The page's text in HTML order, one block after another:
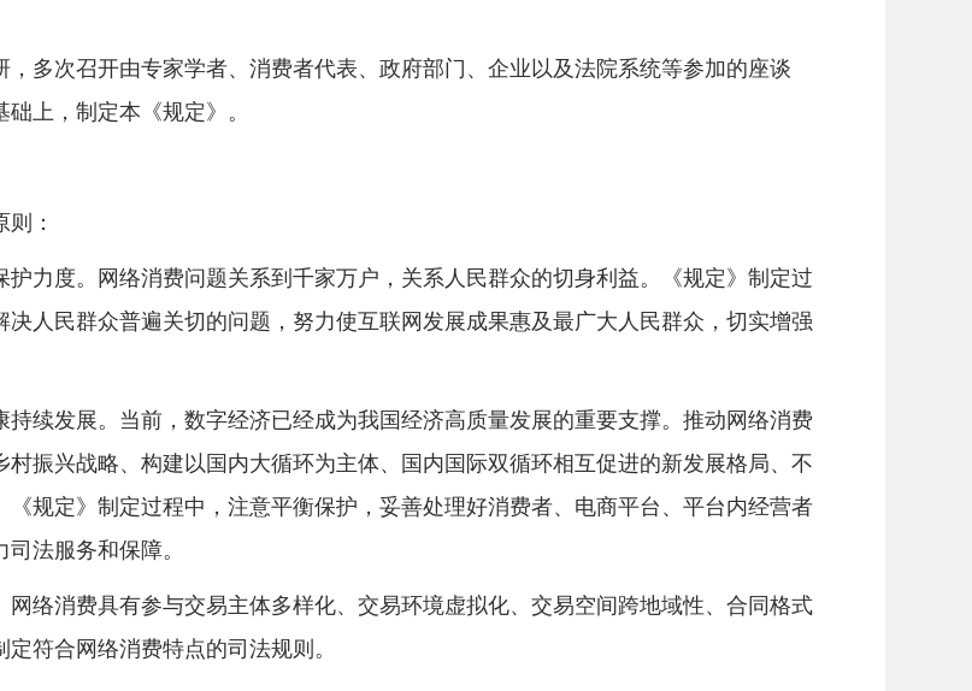
次召开由专家学者、消费者代表、政府部门、企业以及法院系统等参加的座谈
上，制定本《规定》。
：
度。网络消费问题关系到千家万户，关系人民群众的切身利益。《规定》制定过
人民群众普遍关切的问题，努力使互联网发展成果惠及最广大人民群众，切实增强
发展。当前，数字经济已经成为我国经济高质量发展的重要支撑。推动网络消费
振兴战略、构建以国内大循环为主体、国内国际双循环相互促进的新发展格局、不
规定》制定过程中，注意平衡保护，妥善处理好消费者、电商平台、平台内经营者
法服务和保障。
消费具有参与交易主体多样化、交易环境虚拟化、交易空间跨地域性、合同格式
符合网络消费特点的司法规则。